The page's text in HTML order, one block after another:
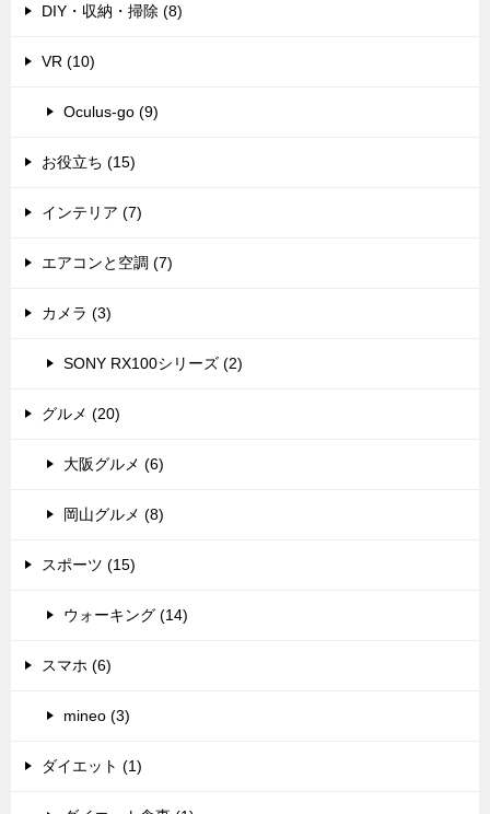
DIY・収納・掃除 (8)
VR (10)
Oculus-go (9)
お役立ち (15)
インテリア (7)
エアコンと空調 (7)
カメラ (3)
SONY RX100シリーズ (2)
グルメ (20)
大阪グルメ (6)
岡山グルメ (8)
スポーツ (15)
ウォーキング (14)
スマホ (6)
mineo (3)
ダイエット (1)